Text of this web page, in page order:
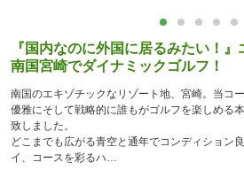
『国内なのに外国に居るみたい！
南国宮崎でダイナミックゴルフ！
南国のエキゾチックなリゾート地、宮崎。当コ
優雅にそして戦略的に誰もがゴルフを楽しめる
致しました。
どこまでも広がる青空と通年でコンディション
イ、コースを彩るハ